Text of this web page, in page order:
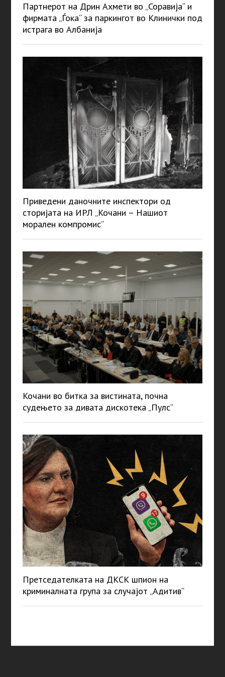
Партнерот на Дрин Ахмети во „Соравија“ и
фирмата „Ѓока“ за паркингот во Клинички под
истрага во Албанија
Приведени даночните инспектори од
сторијата на ИРЛ „Кочани – Нашиот
морален компромис“
Кочани во битка за вистината, почна
судењето за дивата дискотека „Пулс“
Претседателката на ДКСК шпион на
криминалната група за случајот „Адитив“